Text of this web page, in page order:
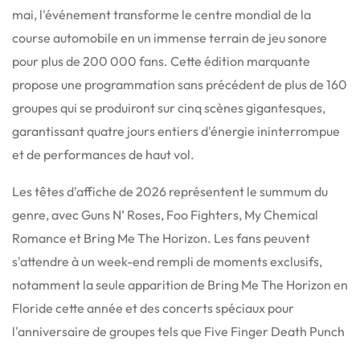
mai, l'événement transforme le centre mondial de la
course automobile en un immense terrain de jeu sonore
pour plus de 200 000 fans. Cette édition marquante
propose une programmation sans précédent de plus de 160
groupes qui se produiront sur cinq scènes gigantesques,
garantissant quatre jours entiers d'énergie ininterrompue
et de performances de haut vol.
Les têtes d'affiche de 2026 représentent le summum du
genre, avec Guns N’ Roses, Foo Fighters, My Chemical
Romance et Bring Me The Horizon. Les fans peuvent
s'attendre à un week-end rempli de moments exclusifs,
notamment la seule apparition de Bring Me The Horizon en
Floride cette année et des concerts spéciaux pour
l'anniversaire de groupes tels que Five Finger Death Punch